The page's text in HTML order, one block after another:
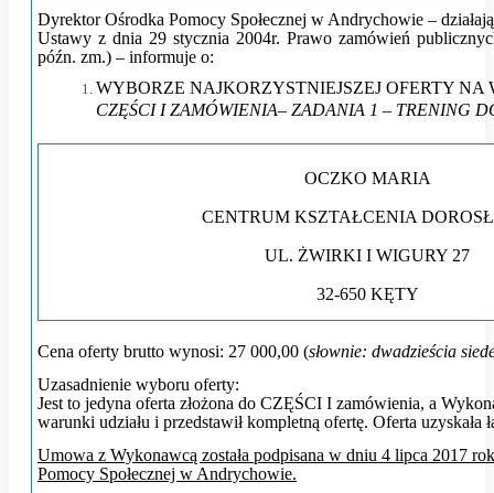
Dyrektor Ośrodka Pomocy Społecznej w Andrychowie –
Ustawy z dnia 29 stycznia 2004r. Prawo zamówień
późn. zm.) – informuje o:
WYBORZE NAJKORZYSTNIEJSZEJ OFERTY
CZĘŚCI I ZAMÓWIENIA– ZADANIA 1 – TRENING
OCZKO MARIA
CENTRUM KSZTAŁCENIA
UL. ŻWIRKI I WIGURY 27
32-650 KĘTY
Cena oferty brutto wynosi: 27 000,00 (słownie: dwadzieścia
Uzasadnienie wyboru oferty:
Jest to jedyna oferta złożona do CZĘŚCI I zamówienia, a
warunki udziału i przedstawił kompletną ofertę. Oferta uzyskała
Umowa z Wykonawcą została podpisana w dniu 4 lipca 2017
Pomocy Społecznej w Andrychowie.